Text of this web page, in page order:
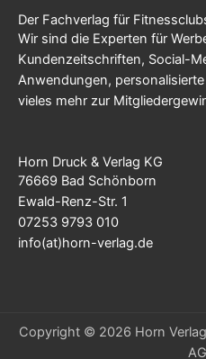
Der Fachverlag für
Wir sind die Experten für
Kundenzeitschriften, Social-
Anwendungen,
vieles mehr zur
Horn Druck & Verlag KG
76669 Bad Schönborn
Ewald-Renz-Str. 1
07253 9793 010
info(at)horn-verlag.de
Copyright © 2026 Horn Verlag